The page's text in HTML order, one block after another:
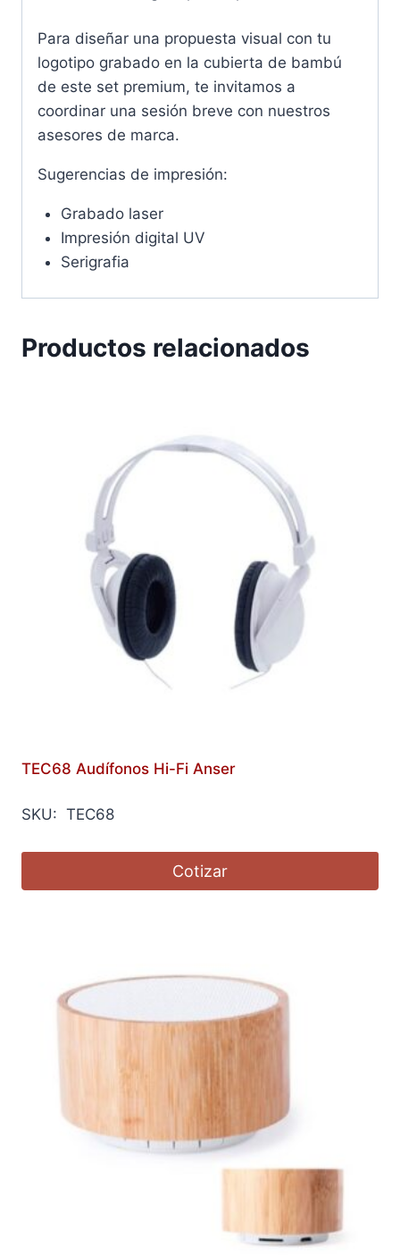
Para diseñar una propuesta visual con tu
logotipo grabado en la cubierta de bambú
de este set premium, te invitamos a
coordinar una sesión breve con nuestros
asesores de marca.
Sugerencias de impresión:
Grabado laser
Impresión digital UV
Serigrafia
Productos relacionados
TEC68 Audífonos Hi-Fi Anser
SKU: TEC68
Cotizar